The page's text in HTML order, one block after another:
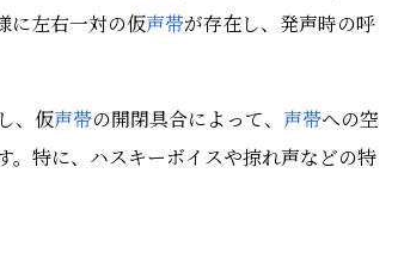
に左右一対の仮声帯が存在し、発声時の呼
、仮声帯の開閉具合によって、 声帯への空
。特に、ハスキーボイスや掠れ声などの特